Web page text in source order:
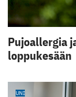
Pujoallergia
loppukesään
UNI